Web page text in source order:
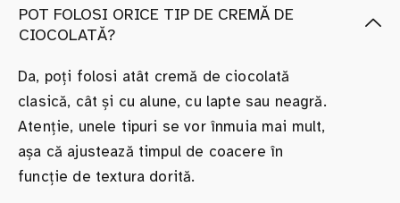
POT FOLOSI ORICE TIP DE CREMĂ DE
CIOCOLATĂ?
Da, poți folosi atât cremă de ciocolată
clasică, cât și cu alune, cu lapte sau neagră.
Atenție, unele tipuri se vor înmuia mai mult,
așa că ajustează timpul de coacere în
funcție de textura dorită.